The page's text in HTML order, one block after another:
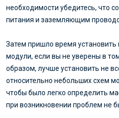
необходимости убедитесь, что
питания и заземляющим
Затем пришло время
модули, если вы не уверены в
образом, лучше установить не
относительно небольших схем
чтобы было легко определить
при возникновении проблем не